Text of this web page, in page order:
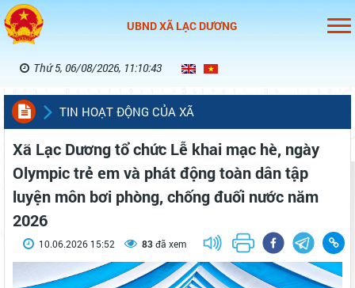
UBND XÃ LẠC DƯƠNG
Thứ 5, 06/08/2026, 11:10:44
TIN HOẠT ĐỘNG CỦA XÃ
Xã Lạc Dương tổ chức Lễ khai mạc hè, ngày
Olympic trẻ em và phát động toàn dân tập
luyện môn bơi phòng, chống đuối nước năm
2026
10.06.2026 15:52 83đã xem